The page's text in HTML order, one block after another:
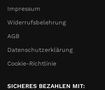
Impressum
Widerrufsbelehrung
AGB
Datenschutzerklärung
Cookie-Richtlinie
SICHERES BEZAHLEN MIT: